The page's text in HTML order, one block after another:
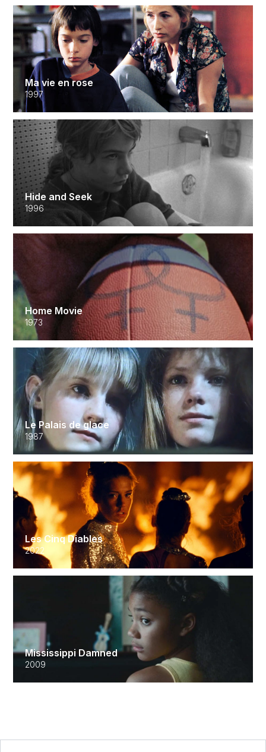
Ma vie en rose
1997
Hide and Seek
1996
Home Movie
1973
Le Palais de glace
1987
Les Cinq Diables
2022
Mississippi Damned
2009